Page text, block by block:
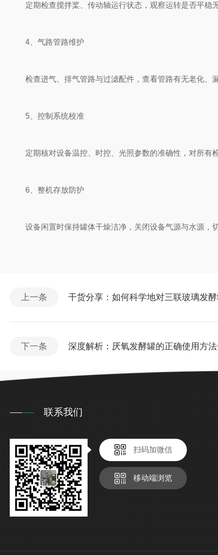
定期检查搅拌桨、传动轴运行状态，观察运转是否平稳
4、气路管路维护
检查进气、排气管路与过滤配件，查看管路有无老化、
5、控制系统校准
定期核对设备温控、时控、光照参数的准确性，对所有
6、整机存放防护
设备闲置时保持罐体干燥洁净，关闭设备气源与水源，
上一条 干货分享：如何科学地对三联玻璃发
下一条 深度解析：厌氧发酵罐的正确使用方
联系我们
扫码加微信
移动端浏览